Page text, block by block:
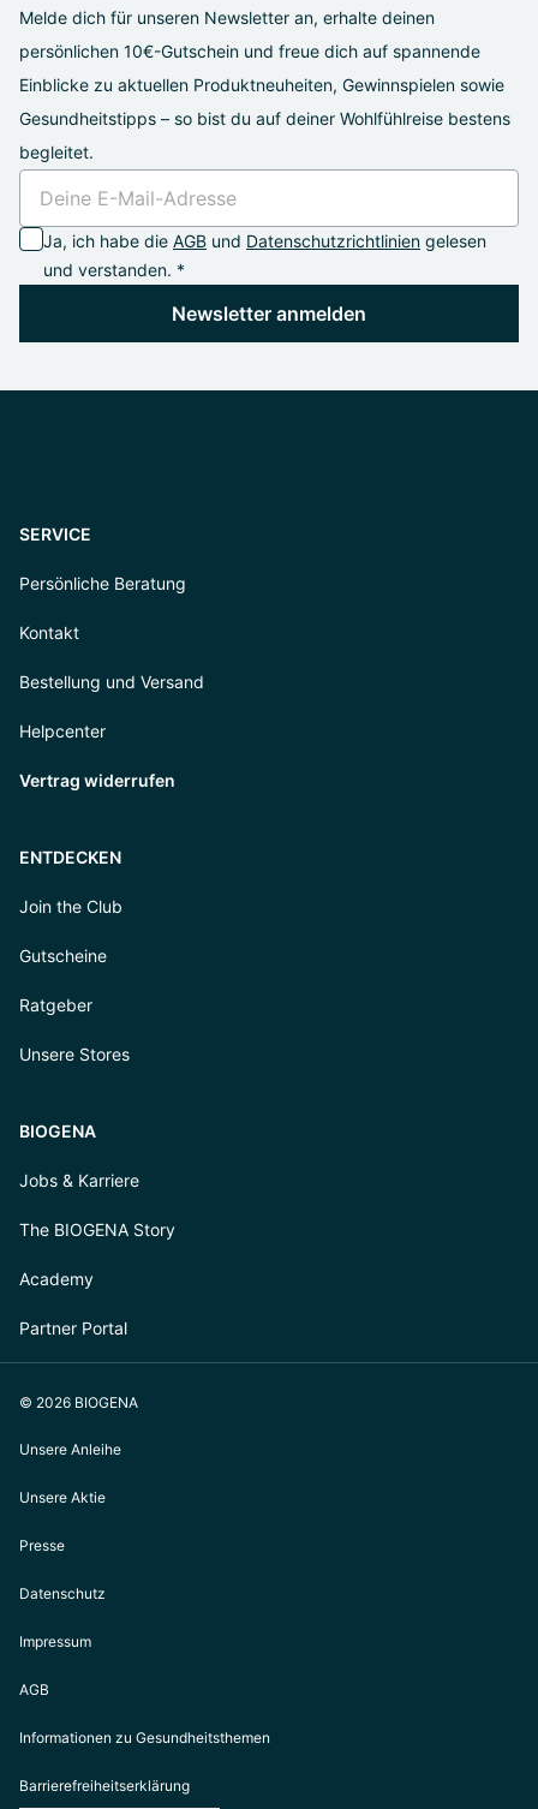
Melde dich für unseren Newsletter an, erhalte deinen
persönlichen 10€-Gutschein und freue dich auf spannende
Einblicke zu aktuellen Produktneuheiten, Gewinnspielen sowie
Gesundheitstipps – so bist du auf deiner Wohlfühlreise bestens
begleitet.
Ja, ich habe die AGB und Datenschutzrichtlinien gelesen
und verstanden. *
Newsletter anmelden
SERVICE
Persönliche Beratung
Kontakt
Bestellung und Versand
Helpcenter
Vertrag widerrufen
ENTDECKEN
Join the Club
Gutscheine
Ratgeber
Unsere Stores
BIOGENA
Jobs & Karriere
The BIOGENA Story
Academy
Partner Portal
© 2026 BIOGENA
Unsere Anleihe
Unsere Aktie
Presse
Datenschutz
Impressum
AGB
Informationen zu Gesundheitsthemen
Barrierefreiheitserklärung